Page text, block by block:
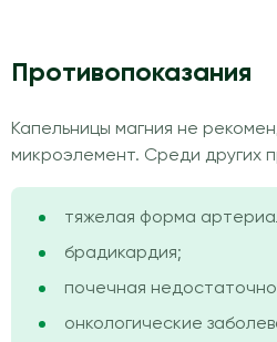
Противопоказания
Капельницы магния не
микроэлемент. Среди других
тяжелая форма
брадикардия;
почечная
онкологические